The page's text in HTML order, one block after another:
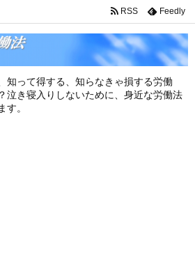
知って得する、知らなきゃ損する労働
泣き寝入りしないために、身近な労働法
。
RSS Feedly